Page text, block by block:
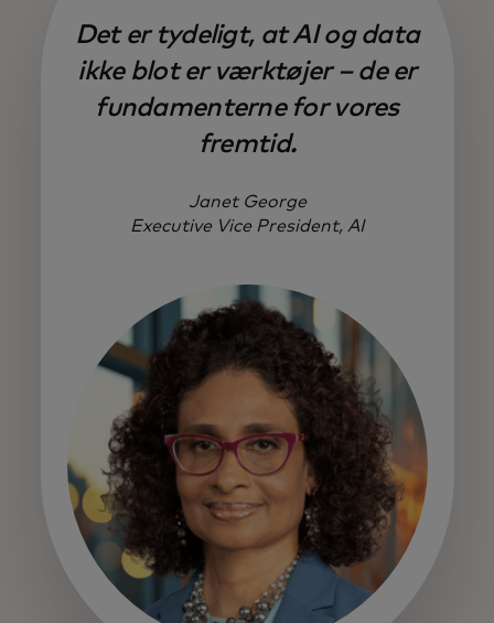
Det er tydeligt, at AI og data
ikke blot er værktøjer – de er
fundamenterne for vores
fremtid.
Janet George
Executive Vice President, AI